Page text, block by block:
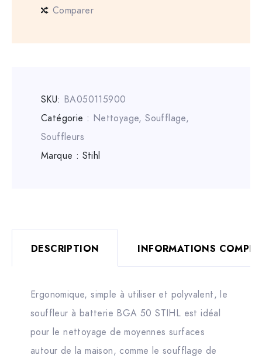
Comparer
SKU: BA050115900
Catégorie : Nettoyage, Soufflage,
Souffleurs
Marque : Stihl
DESCRIPTION INFORMATIONS
Ergonomique, simple à utiliser et polyvalent, le
souffleur à batterie BGA 50 STIHL est idéal
pour le nettoyage de moyennes surfaces
autour de la maison, comme le soufflage de